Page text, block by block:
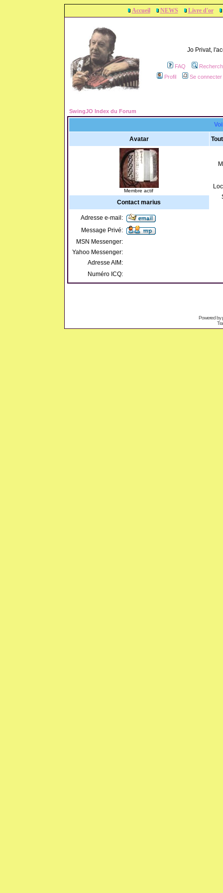
Accueil NEWS Livre d'or
Jo Privat,
FAQ
Profil
Se
SwingJO Index du Forum
Avatar
Membre actif
Contact marius
Adresse e-mail:
Message Privé:
MSN Messenger:
Yahoo Messenger:
Adresse AIM:
Numéro ICQ:
Powered by